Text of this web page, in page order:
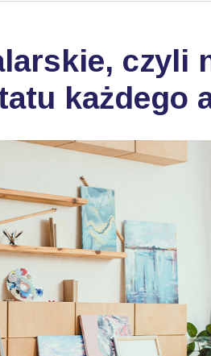
czyli
każdego